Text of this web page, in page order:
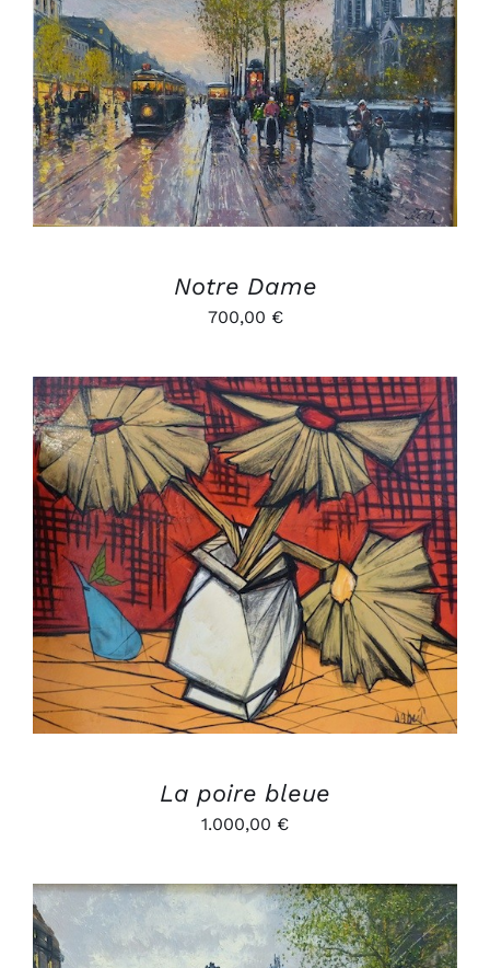
AJOUTER AU PANIER
/
DÉTAILS
Notre Dame
700,00 €
AJOUTER AU PANIER
DÉTAILS
La poire bleue
1.000,00 €